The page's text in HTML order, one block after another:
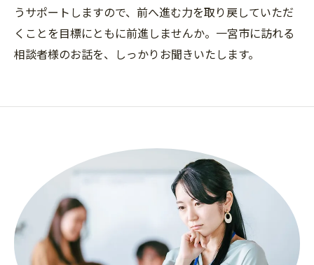
うサポートしますので、前へ進む力を取り戻していただ
くことを目標にともに前進しませんか。一宮市に訪れる
相談者様のお話を、しっかりお聞きいたします。